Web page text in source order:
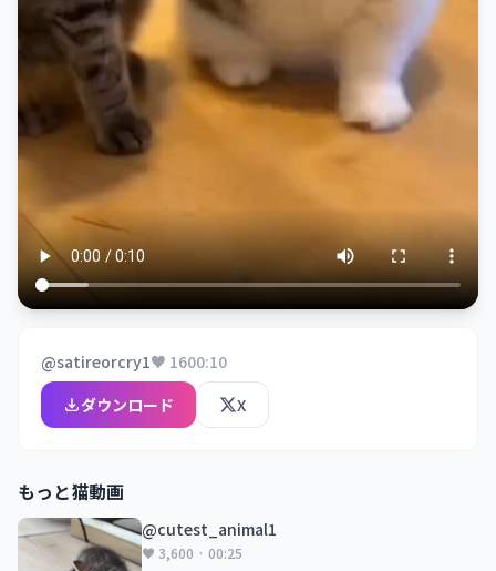
@satireorcry1♥ 1600:10
ダウンロード
X
もっと猫動画
@cutest_animal1
♥ 3,600 · 00:25